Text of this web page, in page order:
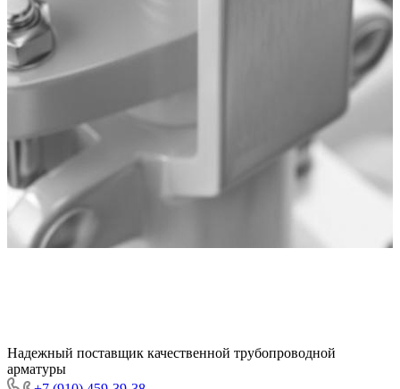
Надежный поставщик качественной трубопроводной
арматуры